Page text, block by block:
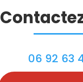
06 92 63